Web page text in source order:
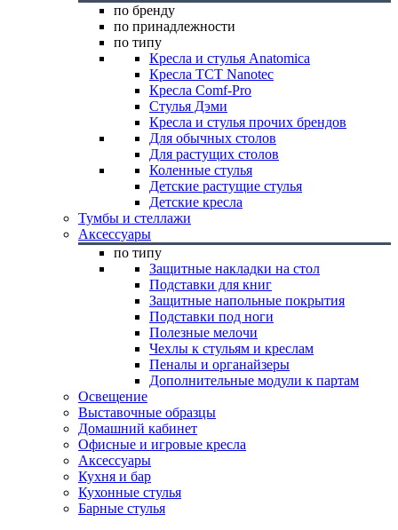
по бренду
по принадлежности
по типу
Кресла и стулья Anatomica
Кресла TCT Nanotec
Кресла Comf-Pro
Стулья Дэми
Кресла и стулья прочих брендов
Для обычных столов
Для растущих столов
Коленные стулья
Детские растущие стулья
Детские кресла
Тумбы и стеллажи
Аксессуары
по типу
Защитные накладки на стол
Подставки для книг
Защитные напольные покрытия
Подставки под ноги
Полезные мелочи
Чехлы к стульям и креслам
Пеналы и органайзеры
Дополнительные модули к партам
Освещение
Выставочные образцы
Домашний кабинет
Офисные и игровые кресла
Аксессуары
Кухня и бар
Кухонные стулья
Барные стулья